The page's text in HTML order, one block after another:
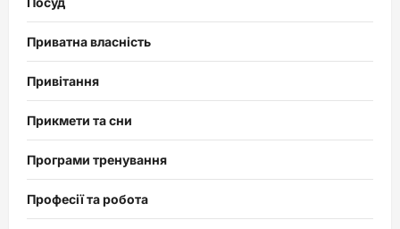
Приватна власність
Привітання
Прикмети та сни
Програми тренування
Професії та робота